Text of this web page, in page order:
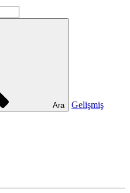
Ara
Gelişmiş